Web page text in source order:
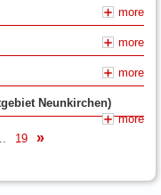
more
more
more
Neunkirchen)
more
19